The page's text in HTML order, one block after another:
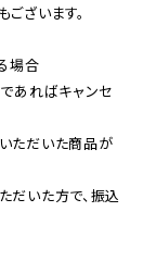
ざいます。
場合
あればキャンセ
ただいた商品が
だいた方で、振込